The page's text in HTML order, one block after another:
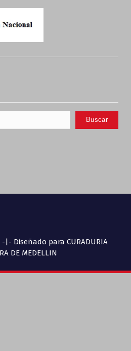
Diseñado para CURADURIA
DE MEDELLIN